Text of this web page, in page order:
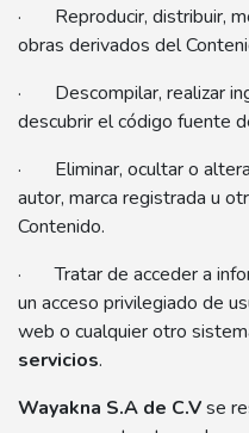
· Reproducir, distribuir,
obras derivados del
· Descompilar, realizar
descubrir el código fuente
· Eliminar, ocultar o
autor, marca registrada u
Contenido.
· Tratar de acceder a
un acceso privilegiado de
web o cualquier otro
servicios.
Wayakna S.A de C.Vse